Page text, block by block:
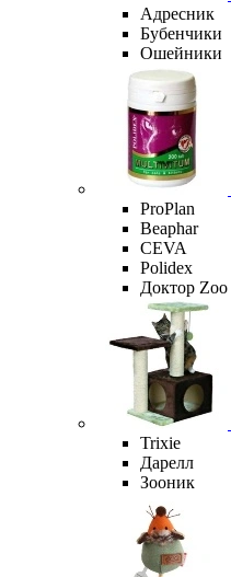
Адресник
Бубенчики
Ошейники
ProPlan
Beaphar
CEVA
Polidex
Доктор Zoo
Trixie
Дарелл
Зооник